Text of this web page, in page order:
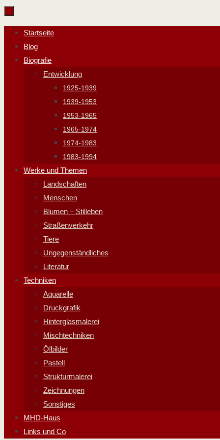
Zum
Inhalt
springen
Zum
Inhalt
springen
Startseite
Blog
Biografie
Entwicklung
1925-1939
1939-1953
1953-1965
1965-1974
1974-1983
1983-1994
Werke und Themen
Landschaften
Menschen
Blumen – Stilleben
Straßenverkehr
Tiere
Ungegenständliches
Literatur
Techniken
Aquarelle
Druckgrafik
Hinterglasmalerei
Mischtechniken
Ölbilder
Pastell
Strukturmalerei
Zeichnungen
Sonstiges
MHD-Haus
Links und Co